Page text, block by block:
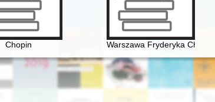
Chopin Warszawa Fryderyka Chopina